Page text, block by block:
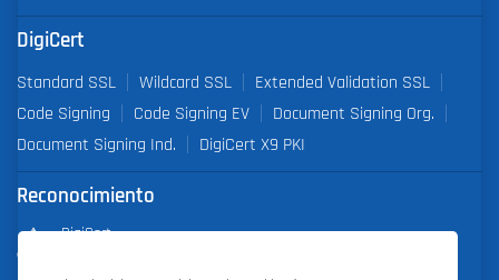
DigiCert
Standard SSL Wildcard SSL
Extended Validation SSL
Code Signing
Code Signing EV
Document Signing Org.
Document Signing Ind.
DigiCert X9 PKI
Reconocimiento
DigiCert